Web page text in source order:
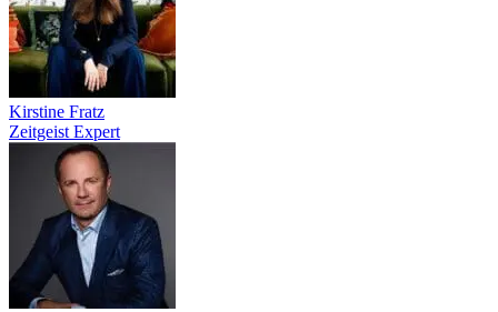
Kirstine Fratz
Zeitgeist Expert